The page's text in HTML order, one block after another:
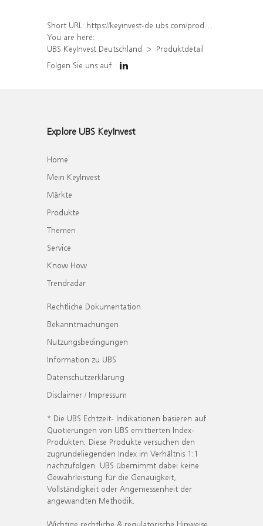
Short URL: https://keyinvest-de.ubs.com/produkt/detail/index/isin/DE000WA6XEU0
You are here:
UBS KeyInvest Deutschland
Produktdetail
Folgen Sie uns auf
Explore UBS KeyInvest
Home
Mein KeyInvest
Märkte
Produkte
Themen
Service
Know How
Trendradar
Rechtliche Dokumentation
Bekanntmachungen
Nutzungsbedingungen
Information zu UBS
Datenschutzerklärung
Disclaimer / Impressum
* Die UBS Echtzeit- Indikationen basieren auf
Quotierungen von UBS emittierten Index-
Produkten. Diese Produkte versuchen den
zugrundeliegenden Index im Verhältnis 1:1
nachzufolgen. UBS übernimmt dabei keine
Gewährleistung für die Genauigkeit,
Vollständigkeit oder Angemessenheit der
angewandten Methodik.